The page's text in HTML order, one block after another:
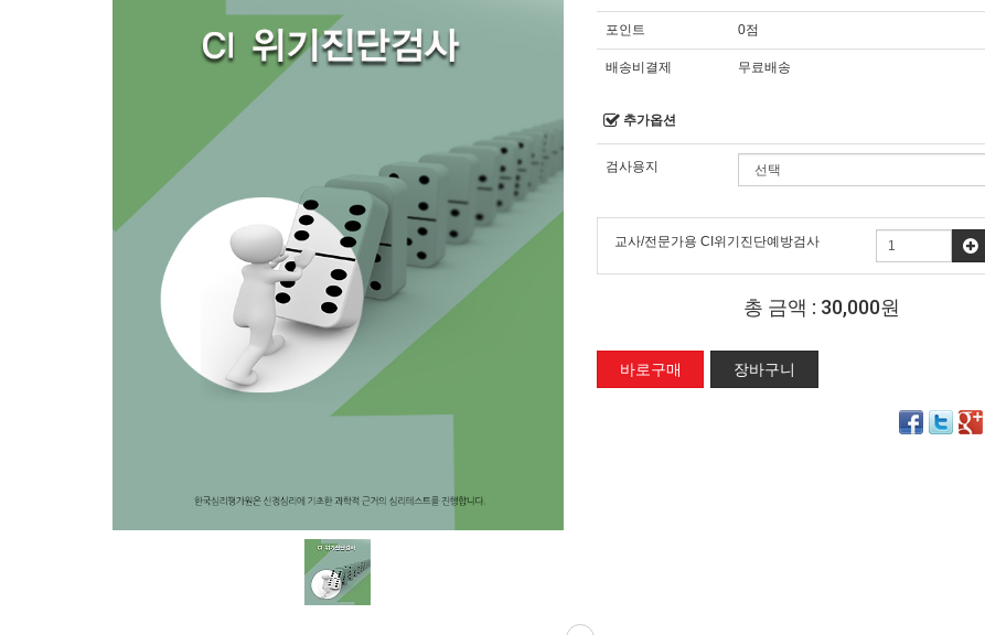
포인트 0점
배송비결제 무료배송
추가옵션
검사용지
교사/전문가용 CI위기진단예방검사
총 금액 : 30,000원